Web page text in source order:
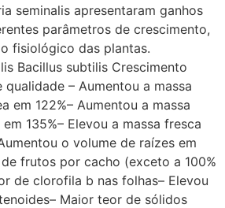
seminalis apresentaram ganhos
parâmetros de crescimento,
fisiológico das plantas.
Bacillus subtilis Crescimento
– Aumentou a massa
em 122%– Aumentou a massa
135%– Elevou a massa fresca
o volume de raízes em
frutos por cacho (exceto a 100%
de clorofila b nas folhas– Elevou
Maior teor de sólidos